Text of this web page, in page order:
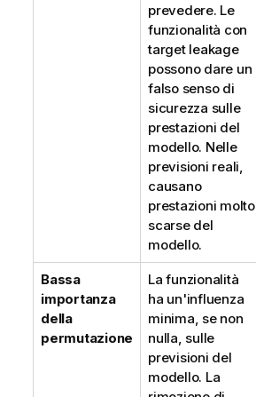
prevedere. Le
funzionalità con
target leakage
possono dare un
falso senso di
sicurezza sulle
prestazioni del
modello. Nelle
previsioni reali,
causano
prestazioni molto
scarse del
modello.
Bassa
importanza
della
permutazione
La funzionalità
ha un'influenza
minima, se non
nulla, sulle
previsioni del
modello. La